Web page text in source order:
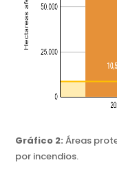
Gráfico 2:Áreas
por incendios.